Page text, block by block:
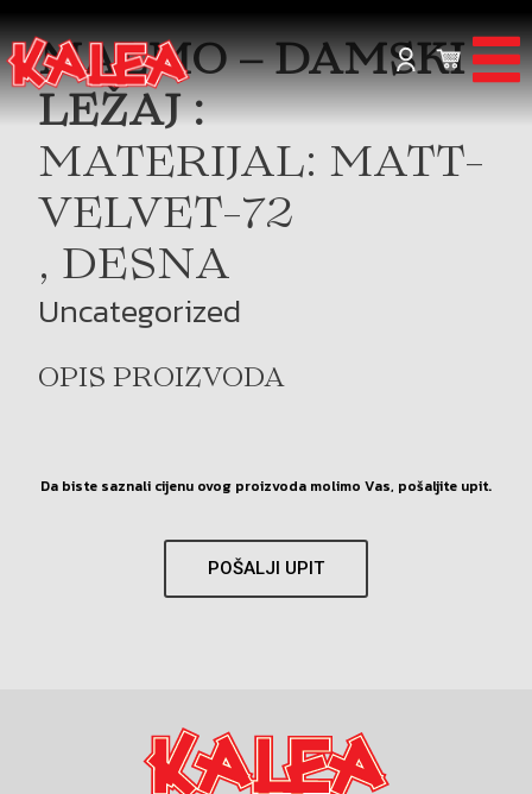
MALMO – DAMSKI
LEŽAJ :
MATERIJAL: MATT-
VELVET-72
, DESNA
Uncategorized
OPIS PROIZVODA
Da biste saznali cijenu ovog proizvoda molimo Vas, pošaljite upit.
POŠALJI UPIT